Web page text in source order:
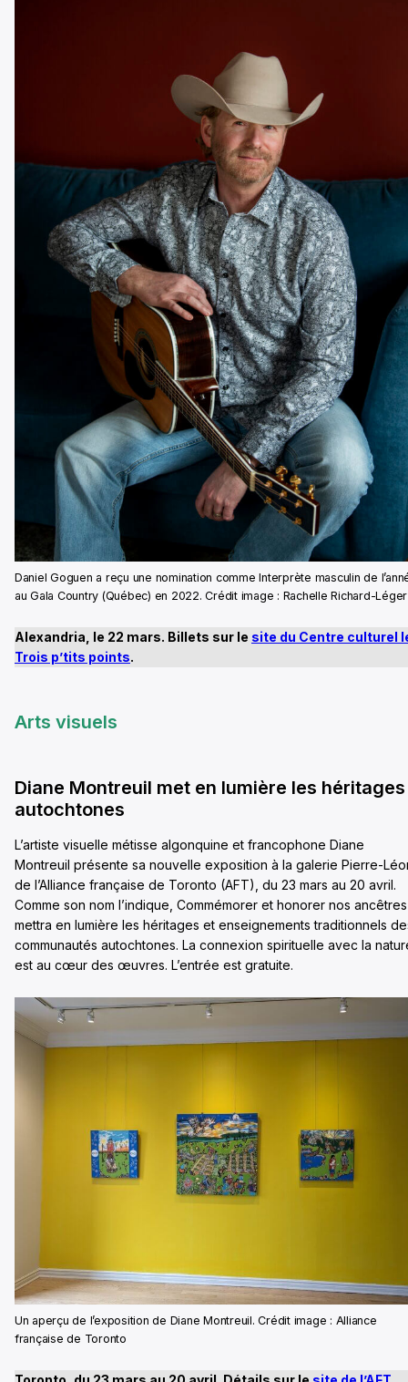
Daniel Goguen a reçu une nomination comme Interprète masculin de
au Gala Country (Québec) en 2022. Crédit image : Rachelle Richard-Léger
Alexandria, le 22 mars. Billets sur le site du Centre culturel
Trois p’tits points.
Arts visuels
Diane Montreuil met en lumière les héritages
autochtones
L’artiste visuelle métisse algonquine et francophone Diane
Montreuil présente sa nouvelle exposition à la galerie Pierre-
de l’Alliance française de Toronto (AFT), du 23 mars au 20 avril.
Comme son nom l’indique, Commémorer et honorer nos ancêtres
mettra en lumière les héritages et enseignements traditionnels
communautés autochtones. La connexion spirituelle avec la
est au cœur des œuvres. L’entrée est gratuite.
Un aperçu de l’exposition de Diane Montreuil. Crédit image : Alliance
française de Toronto